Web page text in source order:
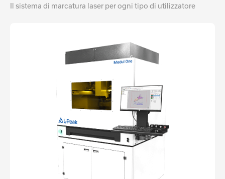
Il sistema di marcatura laser per ogni tipo di utilizzatore